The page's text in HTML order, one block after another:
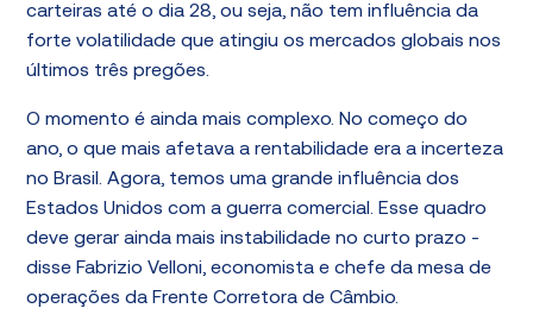
carteiras até o dia 28, ou seja, não tem influência da
forte volatilidade que atingiu os mercados globais nos
últimos três pregões.
O momento é ainda mais complexo. No começo do
ano, o que mais afetava a rentabilidade era a incerteza
no Brasil. Agora, temos uma grande influência dos
Estados Unidos com a guerra comercial. Esse quadro
deve gerar ainda mais instabilidade no curto prazo -
disse Fabrizio Velloni, economista e chefe da mesa de
operações da Frente Corretora de Câmbio.